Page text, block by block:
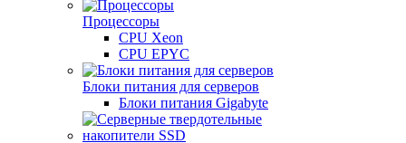
Процессоры
CPU Xeon
CPU EPYC
Блоки питания для серверов
Блоки питания Gigabyte